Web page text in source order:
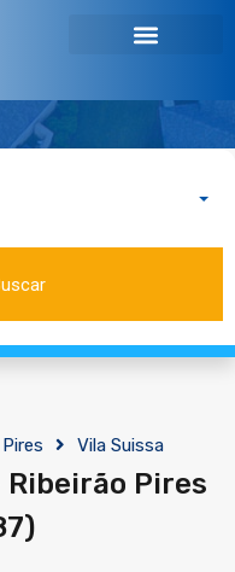
Vila Suissa
Ribeirão Pires